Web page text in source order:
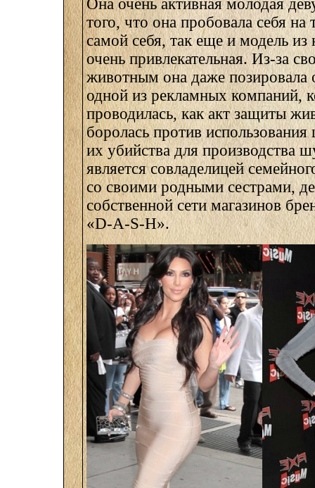
Она очень активная молодая
того, что она пробовала себя на
самой себя, так еще и модель из
очень привлекательная. Из-за
животным она даже позировала
одной из рекламных компаний,
проводилась, как акт защиты
боролась против
их убийства для производства
является совладелицей
со своими родными сестрами,
собственной сети магазинов
«D-A-S-H».